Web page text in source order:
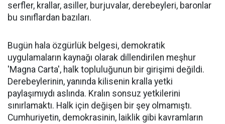
serfler, krallar, asiller, burjuvalar, derebeyleri, baronlar
bu sınıflardan bazıları.
Bugün hala özgürlük belgesi, demokratik
uygulamaların kaynağı olarak dillendirilen meşhur
'Magna Carta', halk topluluğunun bir girişimi değildi.
Derebeylerinin, yanında kilisenin kralla yetki
paylaşımıydı aslında. Kralın sonsuz yetkilerini
sınırlamaktı. Halk için değişen bir şey olmamıştı.
Cumhuriyetin, demokrasinin, laiklik gibi kavramların